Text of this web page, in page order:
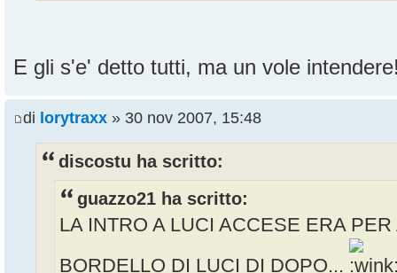
E gli s'e' detto tutti, ma un vole
di lorytraxx » 30 nov 2007, 15:48
discostu ha scritto:
guazzo21 ha scritto:
LA INTRO A LUCI ACCESE ERA
BORDELLO DI LUCI DI DOPO...